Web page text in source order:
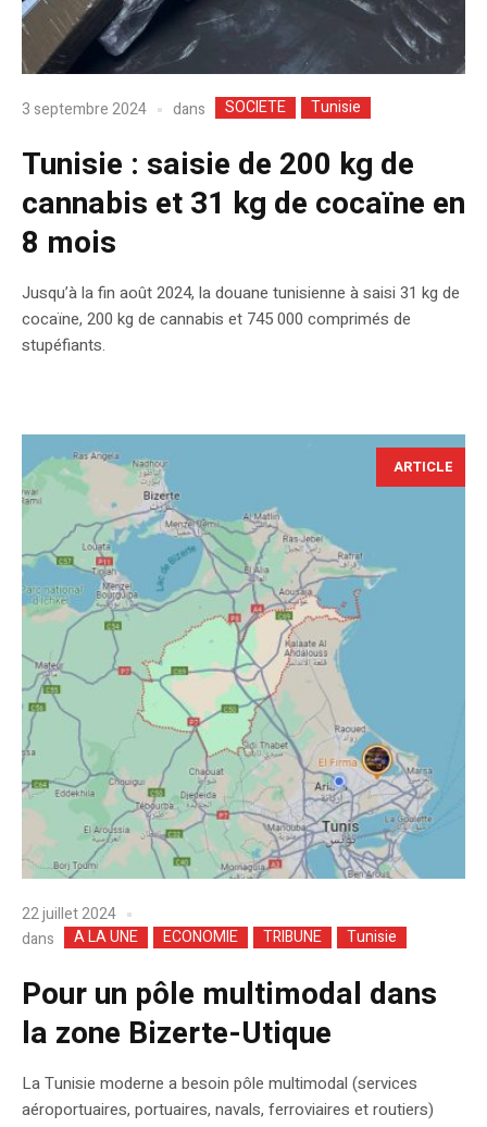
3 septembre 2024 dans SOCIETE Tunisie
Tunisie : saisie de 200 kg de
cannabis et 31 kg de cocaïne en
8 mois
Jusqu’à la fin août 2024, la douane tunisienne à saisi 31 kg de
cocaïne, 200 kg de cannabis et 745 000 comprimés de
stupéfiants.
ARTICLE
22 juillet 2024
dans
A LA UNE ECONOMIE TRIBUNE Tunisie
Pour un pôle multimodal dans
la zone Bizerte-Utique
La Tunisie moderne a besoin pôle multimodal (services
aéroportuaires, portuaires, navals, ferroviaires et routiers)